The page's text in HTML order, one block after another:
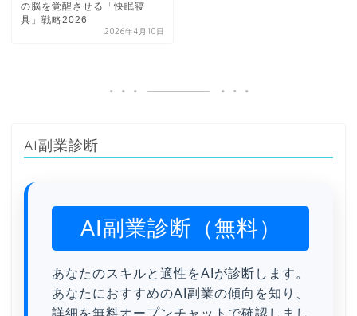
の脳を覚醒させる「快眠寝
具」戦略2026
2026年4月10日
AI副業診断
AI副業診断（無料）
あなたのスキルと適性をAIが診断します。
あなたにおすすめのAI副業の傾向を知り、
詳細を無料オープンチャットで確認しまし